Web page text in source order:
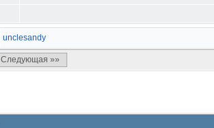
unclesandy
Следующая »»